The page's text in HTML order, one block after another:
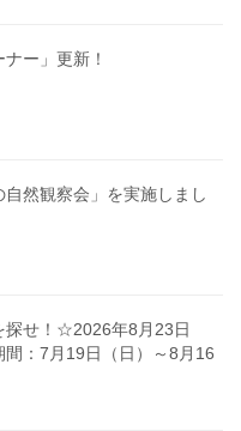
ナー」更新！
然観察会」を実施しまし
せ！☆2026年8月23日
：7月19日（日）～8月16